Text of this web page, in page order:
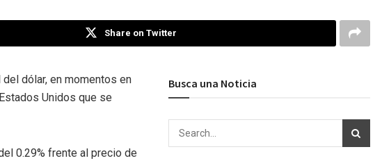
Share on Twitter
dólar, en momentos en
Unidos que se
0.29% frente al precio de
Busca una Noticia